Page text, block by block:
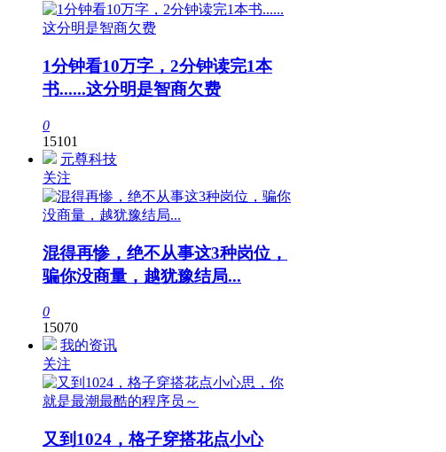
1分钟看10万字，2分钟读完1本
书......这分明是智商欠费
0
15101
元尊科技
关注
混得再惨，绝不从事这3种岗位，
骗你没商量，越犹豫结局...
0
15070
我的资讯
关注
又到1024，格子穿搭花点小心